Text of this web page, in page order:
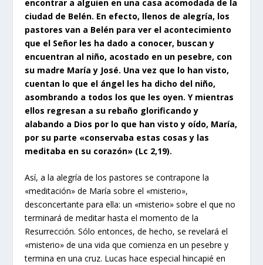
encontrar a alguien en una casa acomodada de la
ciudad de Belén. En efecto, llenos de alegría, los
pastores van a Belén para ver el acontecimiento
que el Señor les ha dado a conocer, buscan y
encuentran al niño, acostado en un pesebre, con
su madre María y José. Una vez que lo han visto,
cuentan lo que el ángel les ha dicho del niño,
asombrando a todos los que les oyen. Y mientras
ellos regresan a su rebaño glorificando y
alabando a Dios por lo que han visto y oído, María,
por su parte «conservaba estas cosas y las
meditaba en su corazón» (Lc 2,19).
Así, a la alegría de los pastores se contrapone la
«meditación» de María sobre el «misterio»,
desconcertante para ella: un «misterio» sobre el que no
terminará de meditar hasta el momento de la
Resurrección. Sólo entonces, de hecho, se revelará el
«misterio» de una vida que comienza en un pesebre y
termina en una cruz. Lucas hace especial hincapié en